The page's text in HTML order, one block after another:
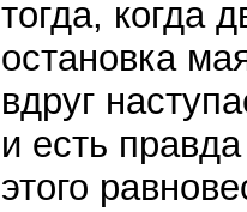
тогда, когда
остановка
вдруг
и есть
этого